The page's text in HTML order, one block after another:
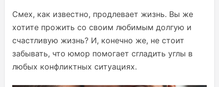
Смех, как известно, продлевает жизнь. Вы же
хотите прожить со своим любимым долгую и
счастливую жизнь? И, конечно же, не стоит
забывать, что юмор помогает сгладить углы в
любых конфликтных ситуациях.